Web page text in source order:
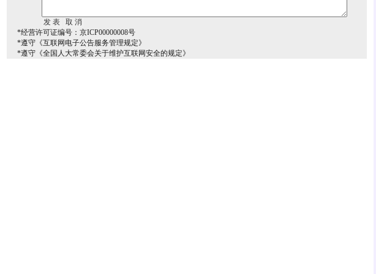
*经营许可证编号：京ICP00000008号
*遵守《互联网电子公告服务管理规定》
*遵守《全国人大常委会关于维护互联网安全的规定》